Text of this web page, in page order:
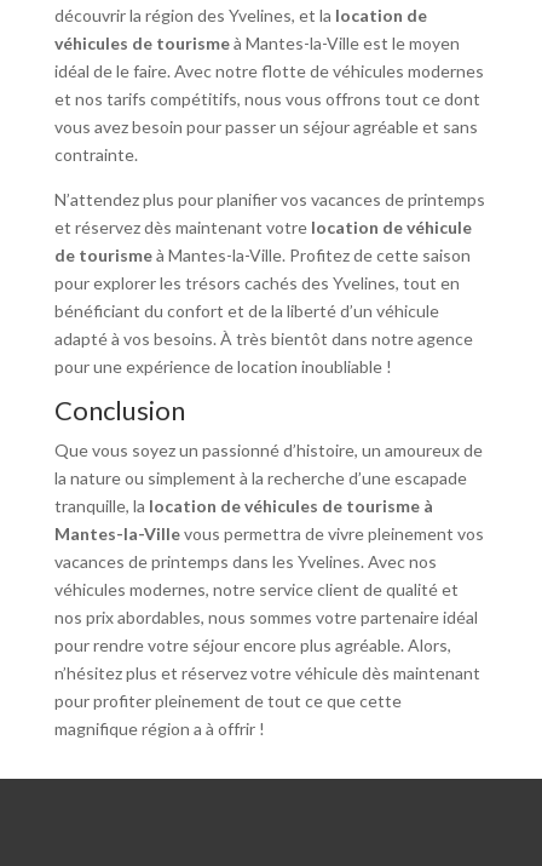
découvrir la région des Yvelines, et la location de
véhicules de tourismeà Mantes-la-Ville est le moyen
idéal de le faire. Avec notre flotte de véhicules modernes
et nos tarifs compétitifs, nous vous offrons tout ce dont
vous avez besoin pour passer un séjour agréable et sans
contrainte.
N’attendez plus pour planifier vos vacances de printemps
et réservez dès maintenant votre location de véhicule
de tourismeà Mantes-la-Ville. Profitez de cette saison
pour explorer les trésors cachés des Yvelines, tout en
bénéficiant du confort et de la liberté d’un véhicule
adapté à vos besoins. À très bientôt dans notre agence
pour une expérience de location inoubliable !
Conclusion
Que vous soyez un passionné d’histoire, un amoureux de
la nature ou simplement à la recherche d’une escapade
tranquille, la location de véhicules de tourisme à
Mantes-la-Villevous permettra de vivre pleinement vos
vacances de printemps dans les Yvelines. Avec nos
véhicules modernes, notre service client de qualité et
nos prix abordables, nous sommes votre partenaire idéal
pour rendre votre séjour encore plus agréable. Alors,
n’hésitez plus et réservez votre véhicule dès maintenant
pour profiter pleinement de tout ce que cette
magnifique région a à offrir !